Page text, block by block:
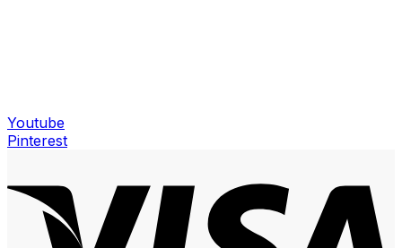
Youtube
Pinterest